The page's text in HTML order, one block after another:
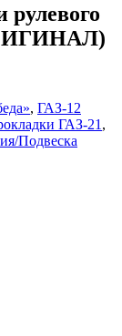
, ГАЗ-12
ГАЗ-21 ,
Подвеска